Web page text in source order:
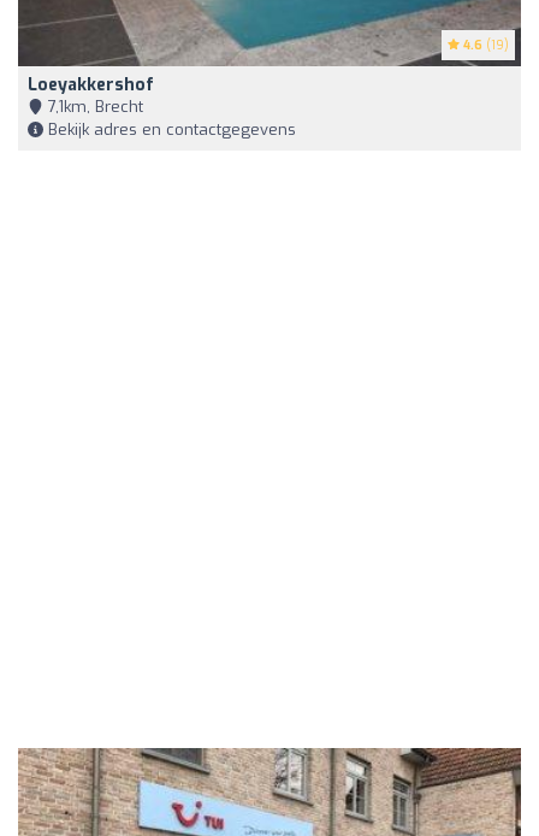
4.6 (19)
Loeyakkershof
7,1km, Brecht
Bekijk adres en contactgegevens